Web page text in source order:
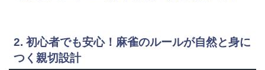
2. 初心者でも安心！麻雀のルールが自然と身に
つく親切設計